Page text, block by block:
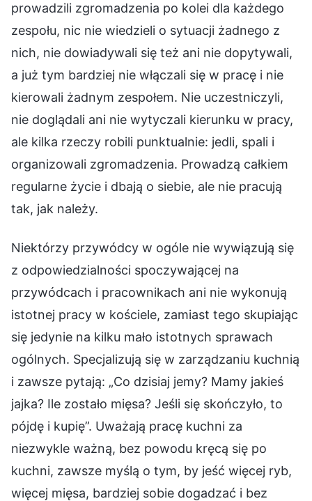
prowadzili zgromadzenia po kolei dla każdego
zespołu, nic nie wiedzieli o sytuacji żadnego z
nich, nie dowiadywali się też ani nie dopytywali,
a już tym bardziej nie włączali się w pracę i nie
kierowali żadnym zespołem. Nie uczestniczyli,
nie doglądali ani nie wytyczali kierunku w pracy,
ale kilka rzeczy robili punktualnie: jedli, spali i
organizowali zgromadzenia. Prowadzą całkiem
regularne życie i dbają o siebie, ale nie pracują
tak, jak należy.
Niektórzy przywódcy w ogóle nie wywiązują się
z odpowiedzialności spoczywającej na
przywódcach i pracownikach ani nie wykonują
istotnej pracy w kościele, zamiast tego skupiając
się jedynie na kilku mało istotnych sprawach
ogólnych. Specjalizują się w zarządzaniu kuchnią
i zawsze pytają: „Co dzisiaj jemy? Mamy jakieś
jajka? Ile zostało mięsa? Jeśli się skończyło, to
pójdę i kupię”. Uważają pracę kuchni za
niezwykle ważną, bez powodu kręcą się po
kuchni, zawsze myślą o tym, by jeść więcej ryb,
więcej mięsa, bardziej sobie dogadzać i bez